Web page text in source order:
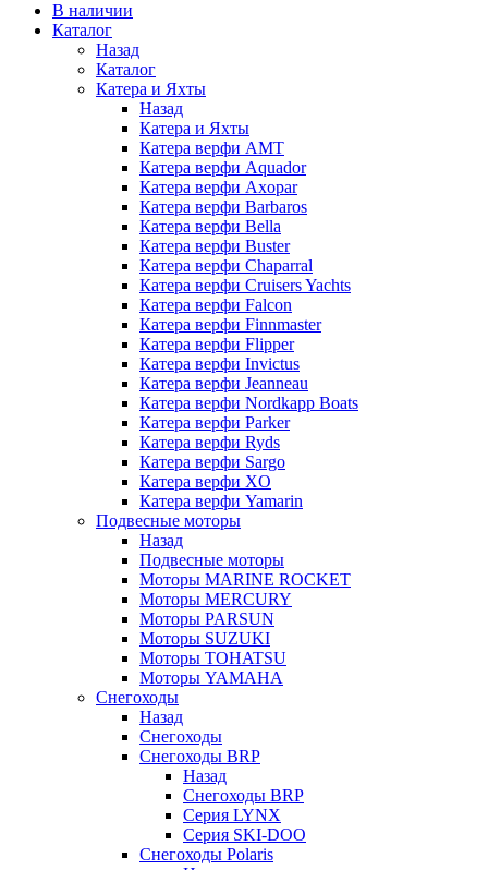
В наличии
Каталог
Назад
Каталог
Катера и Яхты
Назад
Катера и Яхты
Катера верфи AMT
Катера верфи Aquador
Катера верфи Axopar
Катера верфи Barbaros
Катера верфи Bella
Катера верфи Buster
Катера верфи Chaparral
Катера верфи Cruisers Yachts
Катера верфи Falcon
Катера верфи Finnmaster
Катера верфи Flipper
Катера верфи Invictus
Катера верфи Jeanneau
Катера верфи Nordkapp Boats
Катера верфи Parker
Катера верфи Ryds
Катера верфи Sargo
Катера верфи XO
Катера верфи Yamarin
Подвесные моторы
Назад
Подвесные моторы
Моторы MARINE ROCKET
Моторы MERCURY
Моторы PARSUN
Моторы SUZUKI
Моторы TOHATSU
Моторы YAMAHA
Снегоходы
Назад
Снегоходы
Снегоходы BRP
Назад
Снегоходы BRP
Серия LYNX
Серия SKI-DOO
Снегоходы Polaris